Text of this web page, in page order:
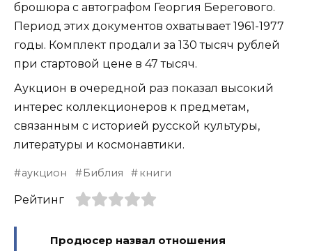
брошюра с автографом Георгия Берегового.
Период этих документов охватывает 1961-1977
годы. Комплект продали за 130 тысяч рублей
при стартовой цене в 47 тысяч.
Аукцион в очередной раз показал высокий
интерес коллекционеров к предметам,
связанным с историей русской культуры,
литературы и космонавтики.
аукцион Библия книги
Рейтинг
Продюсер назвал отношения